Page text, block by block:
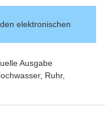
elektronischen
Ausgabe
, Ruhr,